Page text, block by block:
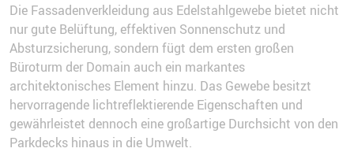
Die Fassadenverkleidung aus Edelstahlgewebe bietet nicht
nur gute Belüftung, effektiven Sonnenschutz und
Absturzsicherung, sondern fügt dem ersten großen
Büroturm der Domain auch ein markantes
architektonisches Element hinzu. Das Gewebe besitzt
hervorragende lichtreflektierende Eigenschaften und
gewährleistet dennoch eine großartige Durchsicht von den
Parkdecks hinaus in die Umwelt.